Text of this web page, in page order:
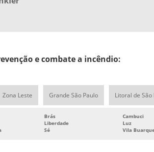
e combate a incêndio:
Zona Leste Grande São Paulo Litoral de São
Brás Cambuci
Liberdade Luz
Sé Vila